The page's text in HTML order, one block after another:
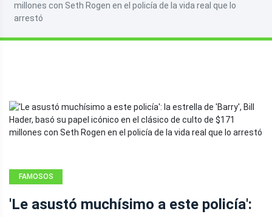
millones con Seth Rogen en el policía de la vida real que lo
arrestó
FAMOSOS
'Le asustó muchísimo a este policía':